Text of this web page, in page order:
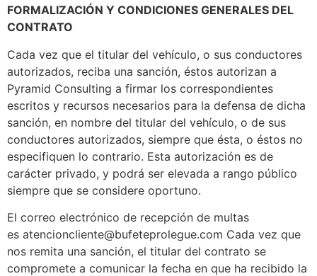
FORMALIZACIÓN Y CONDICIONES GENERALES DEL
CONTRATO
Cada vez que el titular del vehículo, o sus conductores
autorizados, reciba una sanción, éstos autorizan a
Pyramid Consulting a firmar los correspondientes
escritos y recursos necesarios para la defensa de dicha
sanción, en nombre del titular del vehículo, o de sus
conductores autorizados, siempre que ésta, o éstos no
especifiquen lo contrario. Esta autorización es de
carácter privado, y podrá ser elevada a rango público
siempre que se considere oportuno.
El correo electrónico de recepción de multas
es atencioncliente@bufeteprolegue.com Cada vez que
nos remita una sanción, el titular del contrato se
compromete a comunicar la fecha en que ha recibido la